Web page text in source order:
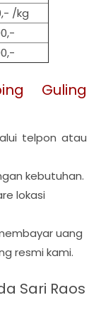
/kg
Guling
telpon atau
kebutuhan.
lokasi
uang
resmi kami.
Sari Raos